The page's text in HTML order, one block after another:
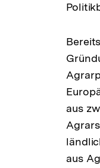
aus
aus